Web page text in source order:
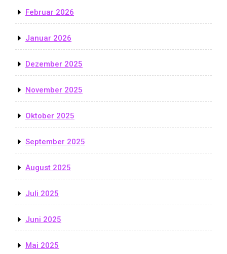
Februar 2026
Januar 2026
Dezember 2025
November 2025
Oktober 2025
September 2025
August 2025
Juli 2025
Juni 2025
Mai 2025